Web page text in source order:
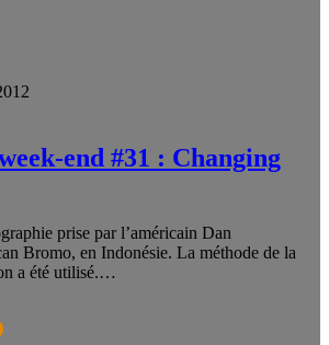
end #31 : Changing
prise par l’américain Dan
Bromo, en Indonésie. La méthode de la
a été utilisé.…